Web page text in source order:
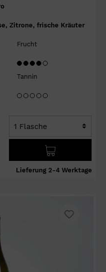
Zitrone, frische Kräuter
Frucht
Tannin
Lieferung 2-4 Werktage